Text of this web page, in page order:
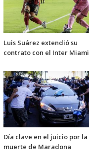
Luis Suárez extendió su
contrato con el Inter Miami
Día clave en el juicio por la
muerte de Maradona